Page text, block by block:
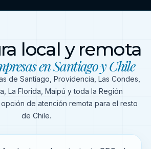
local y remota
en Santiago y Chile
de Santiago, Providencia, Las Condes,
La Florida, Maipú y toda la Región
de atención remota para el resto
de Chile.